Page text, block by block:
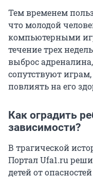
Тем временем
что молодой
компьютерными
течение трех
выброс
сопутствуют
повлиять на его
Как оградить
зависимости?
В трагической
Портал Ufa1.ru
детей от